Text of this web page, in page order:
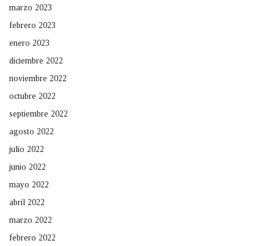
marzo 2023
febrero 2023
enero 2023
diciembre 2022
noviembre 2022
octubre 2022
septiembre 2022
agosto 2022
julio 2022
junio 2022
mayo 2022
abril 2022
marzo 2022
febrero 2022